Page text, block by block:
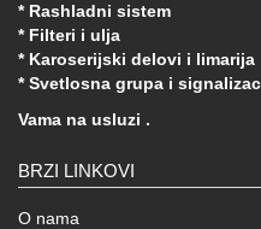
* Rashladni sistem
* Filteri i ulja
* Karoserijski delovi i limarija
* Svetlosna grupa i
Vama na usluzi .
BRZI LINKOVI
O nama